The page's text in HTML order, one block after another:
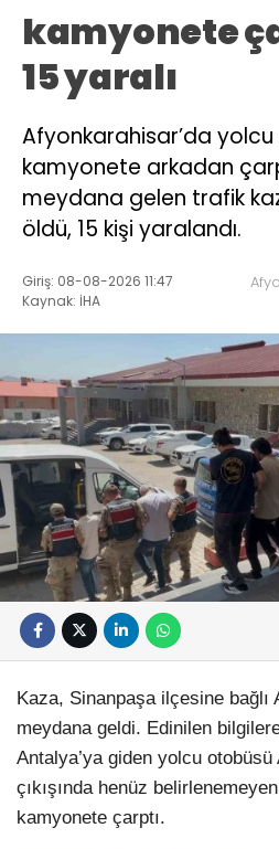
kamyonete
15 yaralı
Afyonkarahisar’da
kamyonete arkadan
meydana gelen trafik
öldü, 15 kişi yaralandı.
Giriş: 08-08-2026 11:47
Kaynak: İHA
Kaza, Sinanpaşa ilçesine bağlı
meydana geldi. Edinilen
Antalya’ya giden yolcu
çıkışında henüz
kamyonete çarptı.